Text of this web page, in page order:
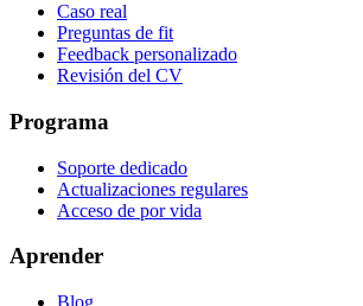
Caso real
Preguntas de fit
Feedback personalizado
Revisión del CV
Programa
Soporte dedicado
Actualizaciones regulares
Acceso de por vida
Aprender